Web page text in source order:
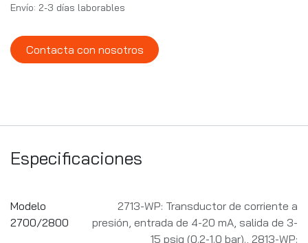
Envío: 2-3 días laborables
Contacta con nosotros
Especificaciones
Modelo
2700/2800
2713-WP: Transductor de corriente a
presión, entrada de 4-20 mA, salida de 3-
15 psig (0.2-1.0 bar). 2813-WP: